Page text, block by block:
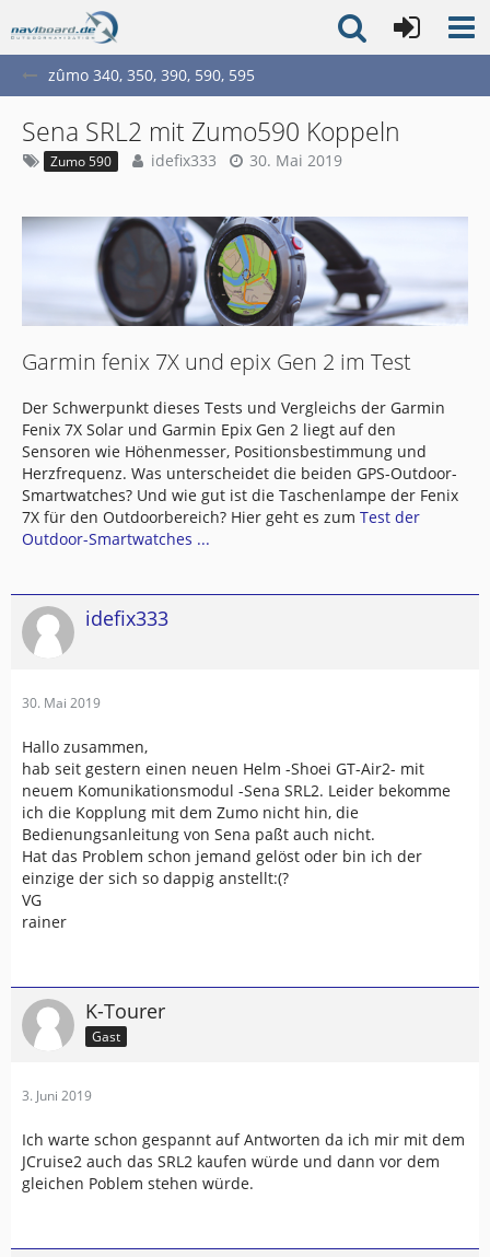
zûmo 340, 350, 390, 590, 595
Sena SRL2 mit Zumo590 Koppeln
Zumo 590 idefix333 30. Mai 2019
Garmin fenix 7X und epix Gen 2 im Test
Der Schwerpunkt dieses Tests und Vergleichs der Garmin
Fenix 7X Solar und Garmin Epix Gen 2 liegt auf den
Sensoren wie Höhenmesser, Positionsbestimmung und
Herzfrequenz. Was unterscheidet die beiden GPS-Outdoor-
Smartwatches? Und wie gut ist die Taschenlampe der Fenix
7X für den Outdoorbereich? Hier geht es zum Test der
Outdoor-Smartwatches ...
idefix333
30. Mai 2019
Hallo zusammen,
hab seit gestern einen neuen Helm -Shoei GT-Air2- mit
neuem Komunikationsmodul -Sena SRL2. Leider bekomme
ich die Kopplung mit dem Zumo nicht hin, die
Bedienungsanleitung von Sena paßt auch nicht.
Hat das Problem schon jemand gelöst oder bin ich der
einzige der sich so dappig anstellt:(?
VG
rainer
K-Tourer
Gast
3. Juni 2019
Ich warte schon gespannt auf Antworten da ich mir mit dem
JCruise2 auch das SRL2 kaufen würde und dann vor dem
gleichen Poblem stehen würde.